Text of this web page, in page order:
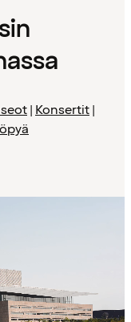
| Konsertit|